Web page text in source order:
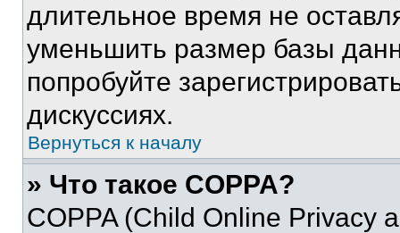
длительное время не
уменьшить размер базы
попробуйте
дискуссиях.
Вернуться к началу
» Что такое COPPA?
COPPA (Child Online Privacy